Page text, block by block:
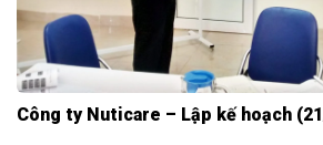
Công ty Nuticare – Lập kế hoạch